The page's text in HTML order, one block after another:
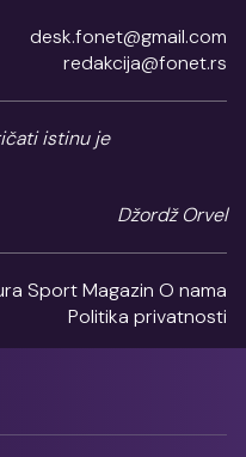
desk.fonet@gmail.com
redakcija@fonet.rs
istinu je
Džordž Orvel
SportMagazin O nama
Politika privatnosti